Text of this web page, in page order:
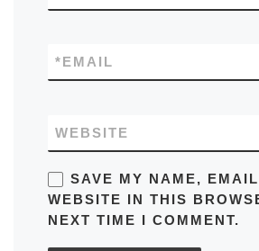
EMAIL
*
WEBSITE
SAVE MY NAME,
WEBSITE IN THIS
NEXT TIME I COMMENT.